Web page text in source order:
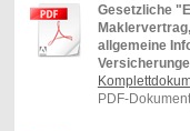
Gesetzliche
allgemeine
PDF-